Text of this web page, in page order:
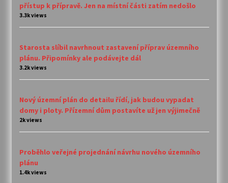
přístup k přípravě. Jen na místní části zatím nedošlo
3.3k views
Starosta slíbil navrhnout zastavení příprav územního
plánu. Připomínky ale podávejte dál
3.2k views
Nový územní plán do detailu řídí, jak budou vypadat
domy i ploty. Přízemní dům postavíte už jen výjimečně
2k views
Proběhlo veřejné projednání návrhu nového územního
plánu
1.4k views